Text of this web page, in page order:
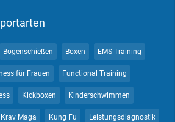
Bogenschießen Boxen EMS-Training
für Frauen Functional Training
Kickboxen Kinderschwimmen
Krav Maga Kung Fu Leistungsdiagnostik